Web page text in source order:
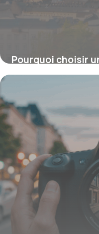
Pourquoi choisir
Clermont-
16 juin 2026